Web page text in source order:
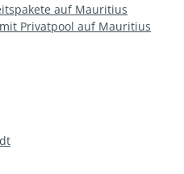
auf Mauritius
Privatpool auf Mauritius